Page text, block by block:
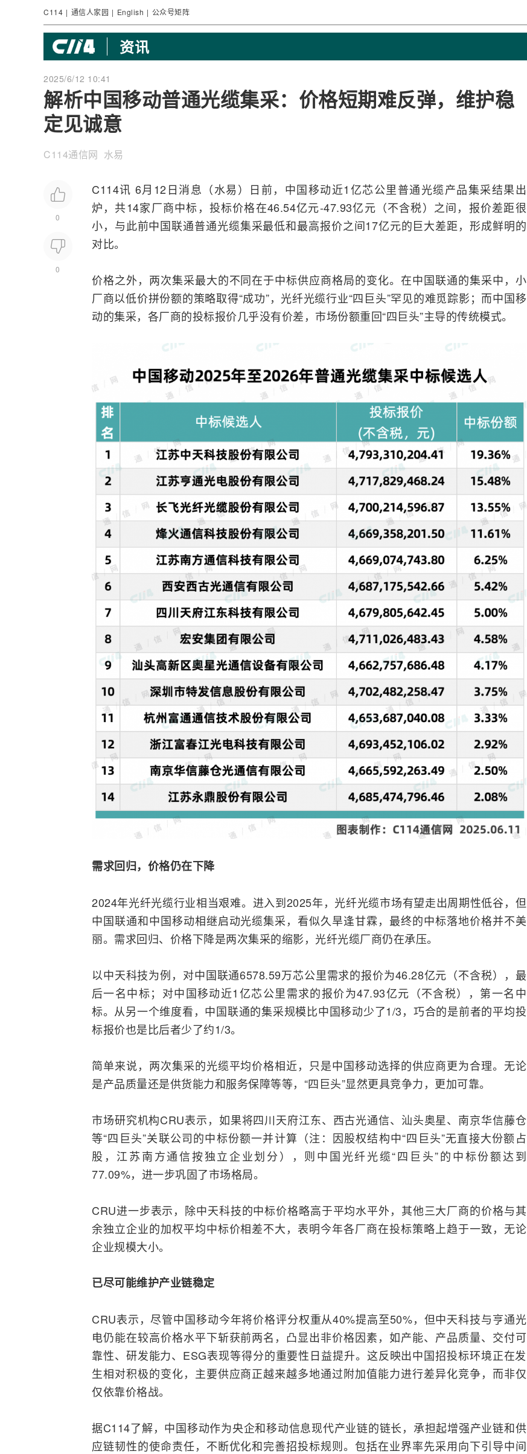
C114 | 通信人家园 | English | 公众号矩阵
资讯
2025/6/12 10:41
解析中国移动普通光缆集采：价格短期难反弹，维护稳
定见诚意
C114通信网 水易
0
0
C114讯 6月12日消息（水易）日前， 中国移动近1亿芯公里普通光缆产品集采结果出
炉，共14家厂商中标，投标价格在46.54亿元-47.93亿元（不含税）之间，报价差距很
小，与此前中国联通普通光缆集采最低和最高报价之间17亿元的巨大差距，形成鲜明的
对比。
价格之外，两次集采最大的不同在于中标供应商格局的变化。在中国联通的集采中，小
厂商以低价拼份额的策略取得“成功”， 光纤光缆行业“四巨头”罕见的难觅踪影；而中国移
动的集采，各厂商的投标报价几乎没有价差，市场份额重回“四巨头”主导的传统模式。
需求回归， 价格仍在下降
2024年光纤光缆行业相当艰难。进入到2025年，光纤光缆市场有望走出周期性低谷，但
中国联通和中国移动相继启动光缆集采，看似久旱逢甘霖，最终的中标落地价格并不美
丽。需求回归、价格下降是两次集采的缩影，光纤光缆厂商仍在承压。
以中天科技为例，对中国联通6578.59万芯公里需求的报价为46.28亿元（不含税），最
后一名中标；对中国移动近1亿芯公里需求的报价为47.93亿元（不含税），第一名中
标。从另一个维度看，中国联通的集采规模比中国移动少了1/3，巧合的是前者的平均投
标报价也是比后者少了约1/3。
简单来说，两次集采的光缆平均价格相近，只是中国移动选择的供应商更为合理。无论
是产品质量还是供货能力和服务保障等等，“四巨头”显然更具竞争力，更加可靠。
市场研究机构CRU表示，如果将四川天府江东、西古光通信、汕头奥星、南京华信藤仓
等“四巨头”关联公司的中标份额一并计算（注：因股权结构中“四巨头”无直接大份额占
股，江苏南方通信按独立企业划分），则中国光纤光缆“四巨头”的中标份额达到
77.09%，进一步巩固了市场格局。
CRU进一步表示，除中天科技的中标价格略高于平均水平外，其他三大厂商的价格与其
余独立企业的加权平均中标价相差不大，表明今年各厂商在投标策略上趋于一致，无论
企业规模大小。
已尽可能维护产业链稳定
CRU表示，尽管中国移动今年将价格评分权重从40%提高至50%，但中天科技与亨通光
电仍能在较高价格水平下斩获前两名，凸显出非价格因素，如产能、产品质量、交付可
靠性、研发能力、ESG表现等得分的重要性日益提升。这反映出中国招投标环境正在发
生相对积极的变化，主要供应商正越来越多地通过附加值能力进行差异化竞争，而非仅
仅依靠价格战。
据C114了解，中国移动作为央企和移动信息现代产业链的链长，承担起增强产业链和供
应链韧性的使命责任，不断优化和完善招投标规则。包括在业界率先采用向下引导中间